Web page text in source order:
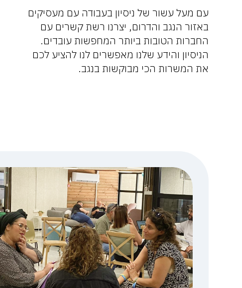
עם מעל עשור של ניסיון בעבודה עם מעסיקים
באזור הנגב והדרום, יצרנו רשת קשרים עם
החברות הטובות ביותר המחפשות עובדים.
הניסיון והידע שלנו מאפשרים לנו להציע לכם
את המשרות הכי מבוקשות בנגב.